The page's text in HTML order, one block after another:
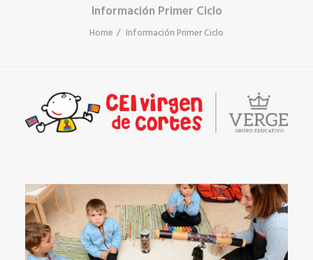
Información Primer Ciclo
Home Información Primer Ciclo